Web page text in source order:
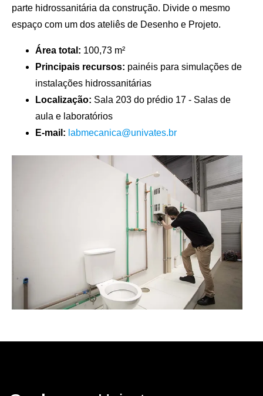
parte hidrossanitária da construção. Divide o mesmo
espaço com um dos ateliês de Desenho e Projeto.
Área total: 100,73 m²
Principais recursos: painéis para simulações de
instalações hidrossanitárias
Localização: Sala 203 do prédio 17 - Salas de
aula e laboratórios
E-mail: labmecanica@univates.br